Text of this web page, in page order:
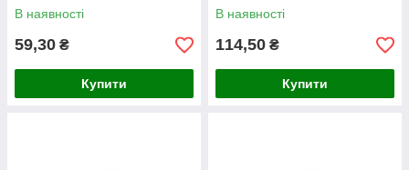
В наявності
59,30 ₴
Купити
В наявності
114,50 ₴
Купити